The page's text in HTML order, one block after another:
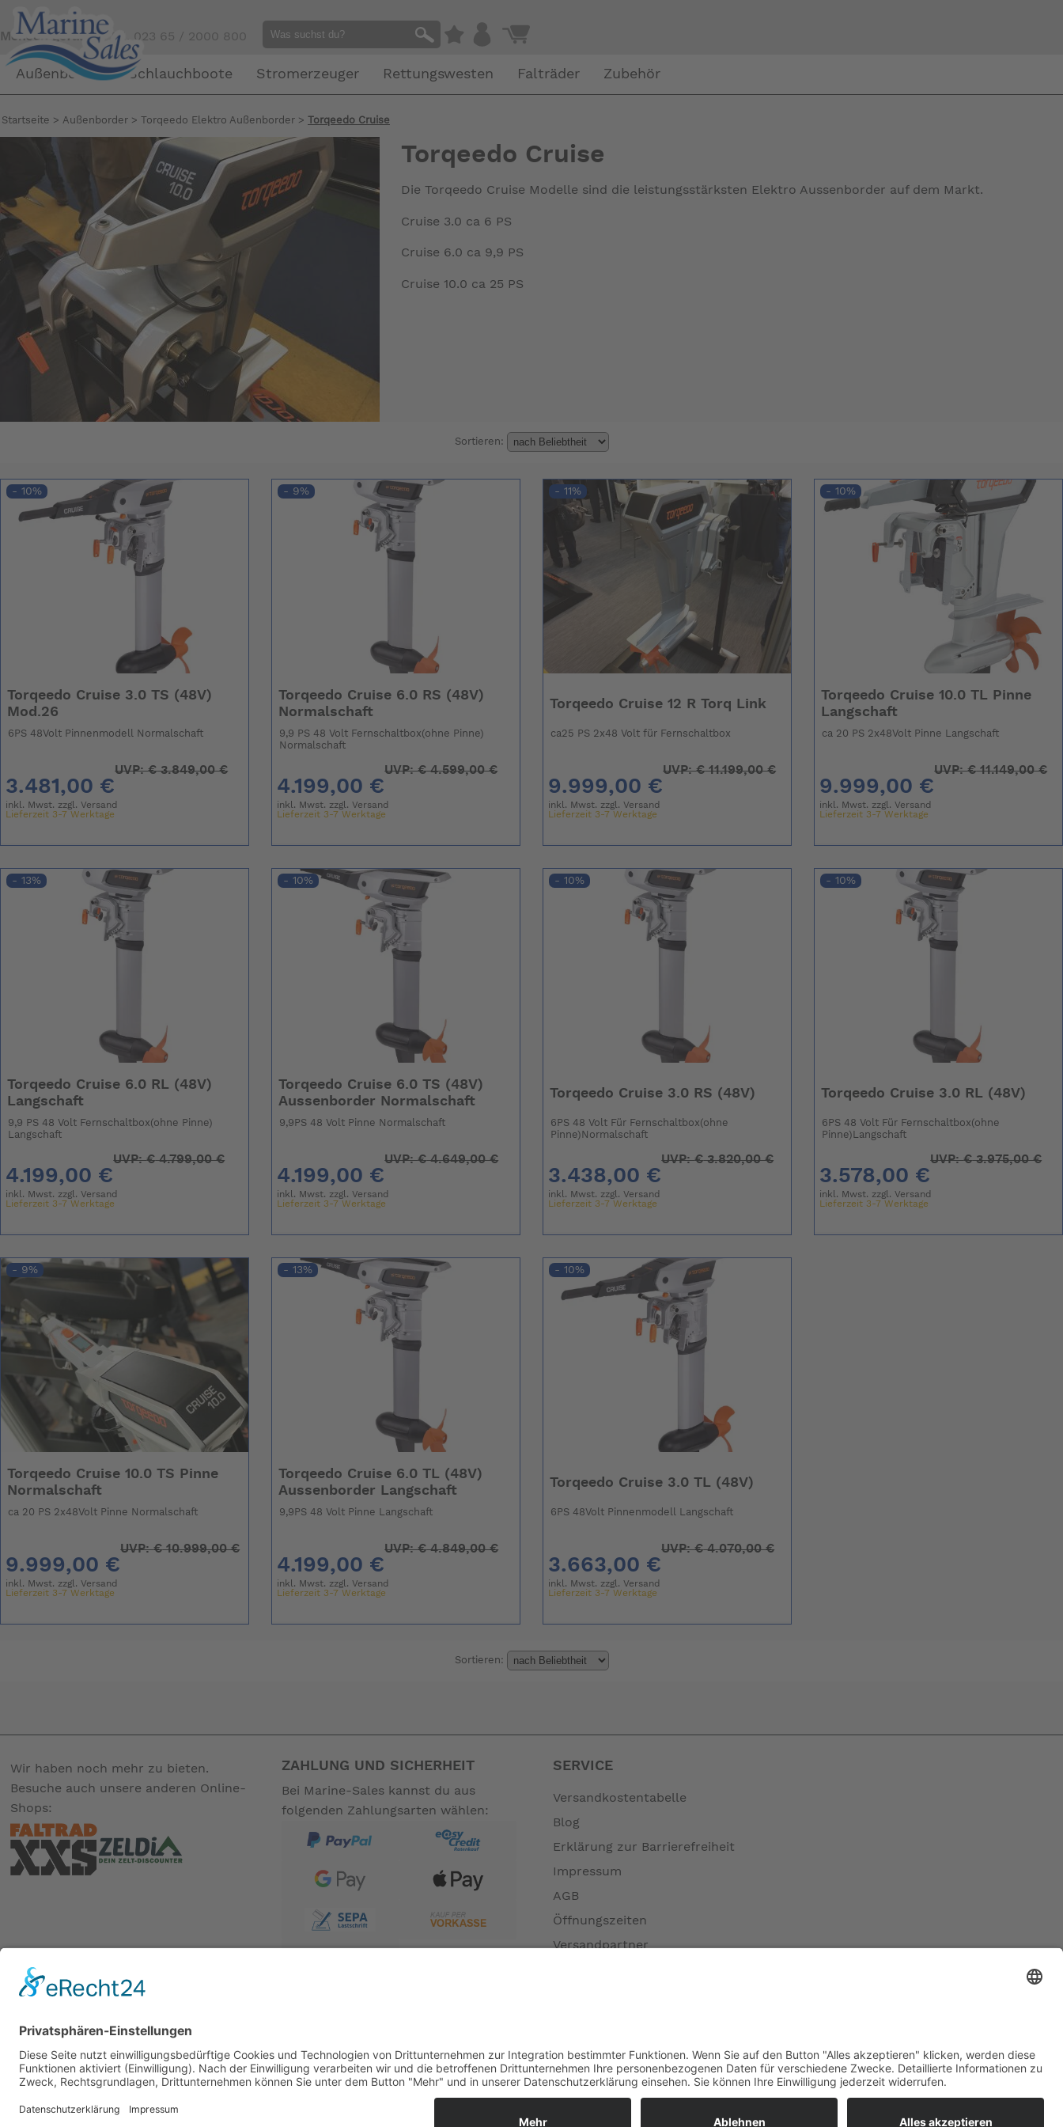
Mensch gefällig?Tel. 023 65 / 2000 800
Außenborder Schlauchboote Stromerzeuger Rettungswesten Falträder Zubehör
Startseite > Außenborder > Torqeedo Elektro Außenborder > Torqeedo Cruise
Torqeedo Cruise
Die Torqeedo Cruise Modelle sind die leistungsstärksten Elektro Aussenborder auf dem Markt.
Cruise 3.0 ca 6 PS
Cruise 6.0 ca 9,9 PS
Cruise 10.0 ca 25 PS
Sortieren:
- 10%
Torqeedo Cruise 3.0 TS (48V)
Mod.26
6PS 48Volt Pinnenmodell Normalschaft
3.481,00 €
UVP:€3.849,00 €
inkl. Mwst. zzgl.Versand
Lieferzeit 3-7 Werktage
- 9%
Torqeedo Cruise 6.0 RS (48V)
Normalschaft
9,9 PS 48 Volt Fernschaltbox(ohne Pinne)
Normalschaft
4.199,00 €
UVP:€4.599,00 €
inkl. Mwst. zzgl.Versand
Lieferzeit 3-7 Werktage
- 11%
Torqeedo Cruise 12 R Torq Link
ca25 PS 2x48 Volt für Fernschaltbox
9.999,00 €
UVP:€11.199,00 €
inkl. Mwst. zzgl.Versand
Lieferzeit 3-7 Werktage
- 10%
Torqeedo Cruise 10.0 TL Pinne
Langschaft
ca 20 PS 2x48Volt Pinne Langschaft
9.999,00 €
UVP:€11.149,00 €
inkl. Mwst. zzgl.Versand
Lieferzeit 3-7 Werktage
- 13%
Torqeedo Cruise 6.0 RL (48V)
Langschaft
9,9 PS 48 Volt Fernschaltbox(ohne Pinne)
Langschaft
4.199,00 €
UVP:€4.799,00 €
inkl. Mwst. zzgl.Versand
Lieferzeit 3-7 Werktage
- 10%
Torqeedo Cruise 6.0 TS (48V)
Aussenborder Normalschaft
9,9PS 48 Volt Pinne Normalschaft
4.199,00 €
UVP:€4.649,00 €
inkl. Mwst. zzgl.Versand
Lieferzeit 3-7 Werktage
- 10%
Torqeedo Cruise 3.0 RS (48V)
6PS 48 Volt Für Fernschaltbox(ohne
Pinne)Normalschaft
3.438,00 €
UVP:€3.820,00 €
inkl. Mwst. zzgl.Versand
Lieferzeit 3-7 Werktage
- 10%
Torqeedo Cruise 3.0 RL (48V)
6PS 48 Volt Für Fernschaltbox(ohne
Pinne)Langschaft
3.578,00 €
UVP:€3.975,00 €
inkl. Mwst. zzgl.Versand
Lieferzeit 3-7 Werktage
- 9%
Torqeedo Cruise 10.0 TS Pinne
Normalschaft
ca 20 PS 2x48Volt Pinne Normalschaft
9.999,00 €
UVP:€10.999,00 €
inkl. Mwst. zzgl.Versand
Lieferzeit 3-7 Werktage
- 13%
Torqeedo Cruise 6.0 TL (48V)
Aussenborder Langschaft
9,9PS 48 Volt Pinne Langschaft
4.199,00 €
UVP:€4.849,00 €
inkl. Mwst. zzgl.Versand
Lieferzeit 3-7 Werktage
- 10%
Torqeedo Cruise 3.0 TL (48V)
6PS 48Volt Pinnenmodell Langschaft
3.663,00 €
UVP:€4.070,00 €
inkl. Mwst. zzgl.Versand
Lieferzeit 3-7 Werktage
Sortieren:
Wir haben noch mehr zu bieten.
Besuche auch unsere anderen Online-
Shops:
PARTNER
ZAHLUNG UND SICHERHEIT
Bei Marine-Sales kannst du aus
folgenden Zahlungsarten wählen:
SERVICE
Versandkostentabelle
Blog
Erklärung zur Barrierefreiheit
Impressum
AGB
Öffnungszeiten
Versandpartner
Widerrufsrecht MS
Widerrufsrecht bei Reparatur
Widerrufsrecht bei Dienstleistungen